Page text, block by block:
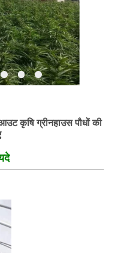
कृषि ग्रीनहाउस पौधों की